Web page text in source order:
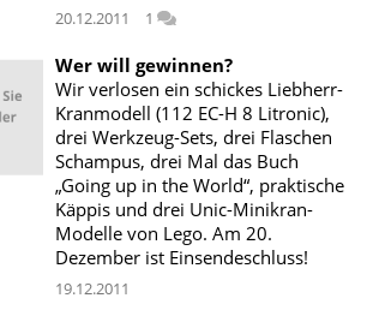
20.12.2011 1
Wer will gewinnen?
Wir verlosen ein schickes Liebherr-
Kranmodell (112 EC-H 8 Litronic),
drei Werkzeug-Sets, drei Flaschen
Schampus, drei Mal das Buch
„Going up in the World“, praktische
Käppis und drei Unic-Minikran-
Modelle von Lego. Am 20.
Dezember ist Einsendeschluss!
19.12.2011